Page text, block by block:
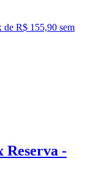
de R$ 155,90 sem
Reserva -